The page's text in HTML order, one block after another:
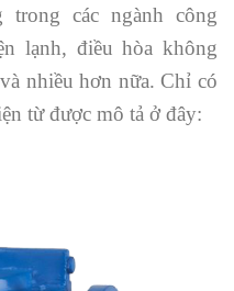
các ngành công
lạnh, điều hòa không
nhiều hơn nữa. Chỉ có
từ được mô tả ở đây: